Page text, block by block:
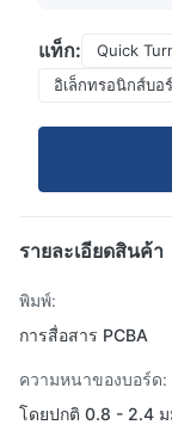
แท็ก: Quick
อิเล็กทรอนิกส์บอ
รายละเอียดสินค้า
พิมพ์:
การสื่อสาร PCBA
ความหนาของบอร์ด:
โดยปกติ 0.8 - 2.4 ม